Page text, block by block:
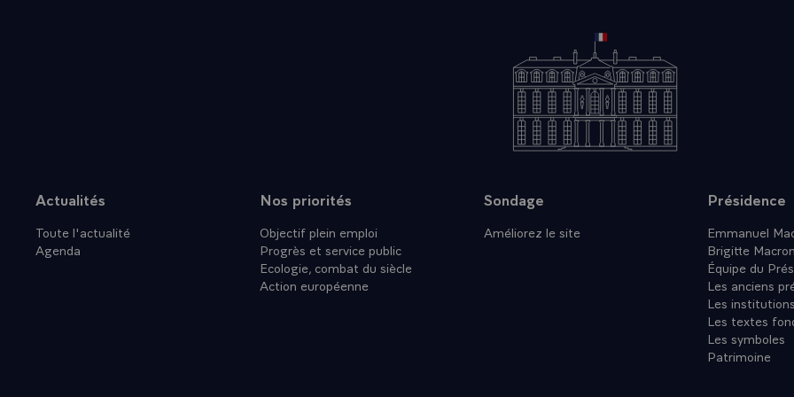
Plan du site
Actualités
Toute l'actualité
Agenda
Nos priorités
Objectif plein emploi
Progrès et service public
Ecologie, combat du siècle
Action européenne
Sondage
Améliorez le site
Présidence
Emmanuel
Brigitte Macron
Équipe du
Les anciens
Les institutions
Les textes
Les symboles
Patrimoine